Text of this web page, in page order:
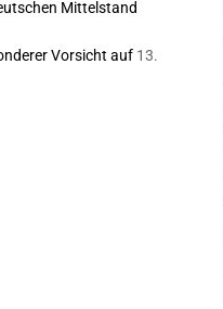
Mittelstand
Vorsicht auf 13.